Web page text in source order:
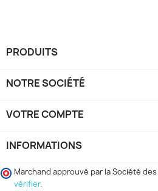
PRODUITS
NOTRE SOCIÉTÉ
VOTRE COMPTE
INFORMATIONS
Marchand approuvé par la Société des
vérifier.